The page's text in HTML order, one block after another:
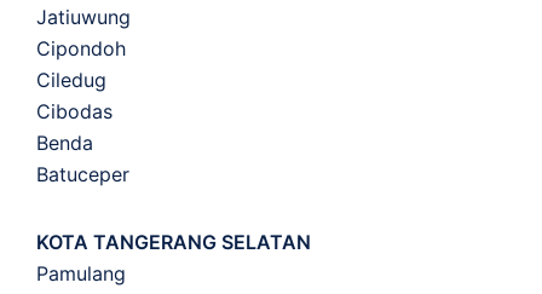
Jatiuwung
Cipondoh
Ciledug
Cibodas
Benda
Batuceper
KOTA TANGERANG SELATAN
Pamulang